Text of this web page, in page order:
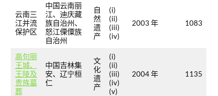
云南三
江并流
保护区
中国云南丽
江、迪庆藏
族自治州、
怒江傈僳族
自治州
自
然
遗
产
(i)
(ii)
(iii)
(iv)
2003 年 1083
高句丽
王城、
王陵及
贵族墓
葬
中国吉林集
安、辽宁桓
仁
文
化
遗
产
(i)
(ii)
(iii)
(iv)
(v)
2004 年 1135